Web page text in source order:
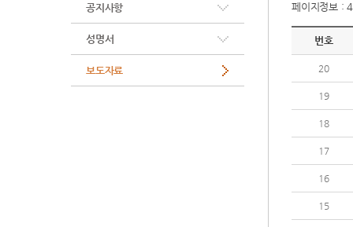
공지사항
성명서
보도자료
페이지정보 :
번호
20
19
18
17
16
15